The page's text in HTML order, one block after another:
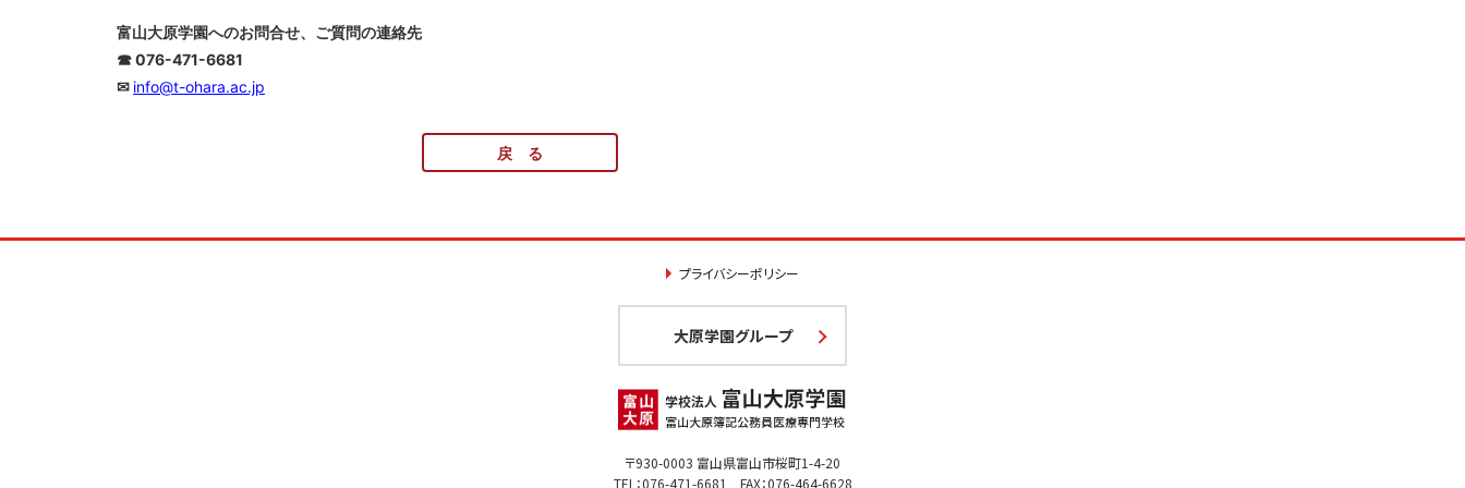
富山大原学園へのお問合せ、ご質問の連絡先
☎ 076-471-6681
✉ info@t-ohara.ac.jp
戻 る
プライバシーポリシー
大原学園グループ
〒930-0003 富山県富山市桜町1-4-20
TEL：076-471-6681 FAX：076-464-6628